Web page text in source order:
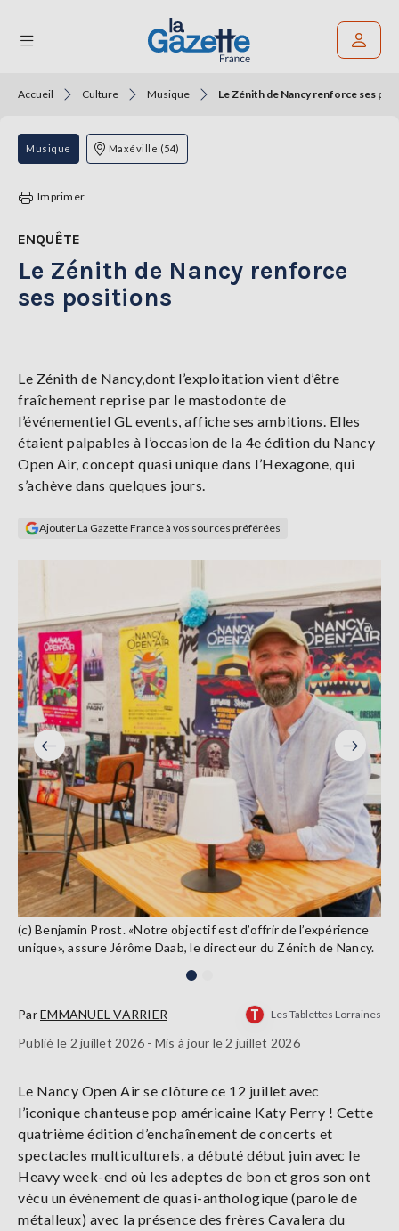
THÉMATIQUES
RÉGIONS
FORMATS
TENDANCES
SERVICES
connecter
S'abonner
Accueil Culture Musique Le Zénith de Nancy renforce ses
Musique Maxéville (54)
Imprimer
ENQUÊTE
Le Zénith de Nancy renforce
ses positions
Le Zénith de Nancy,dont l’exploitation vient d’être
fraîchement reprise par le mastodonte de
l’événementiel GL events, affiche ses ambitions. Elles
étaient palpables à l’occasion de la 4e édition du Nancy
Open Air, concept quasi unique dans l’Hexagone, qui
s’achève dans quelques jours.
Ajouter La Gazette France à vos sources préférées
(c) Benjamin Prost. «Notre objectif est d’offrir de l’expérience
unique», assure Jérôme Daab, le directeur du Zénith de Nancy.
Précéden Suivant
ParEMMANUEL VARRIER Les Tablettes Lorraines
Publié le 2 juillet 2026 - Mis à jour le 2 juillet 2026
Le Nancy Open Air se clôture ce 12 juillet avec
l’iconique chanteuse pop américaine Katy Perry ! Cette
quatrième édition d’enchaînement de concerts et
spectacles multiculturels, a débuté début juin avec le
Heavy week-end où les adeptes de bon et gros son ont
vécu un événement de quasi-anthologique (parole de
métalleux) avec la présence des frères Cavalera du